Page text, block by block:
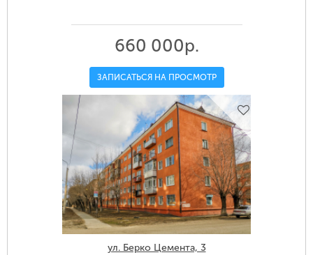
660 000р.
ЗАПИСАТЬСЯ НА ПРОСМОТР
ул. Берко Цемента, 3